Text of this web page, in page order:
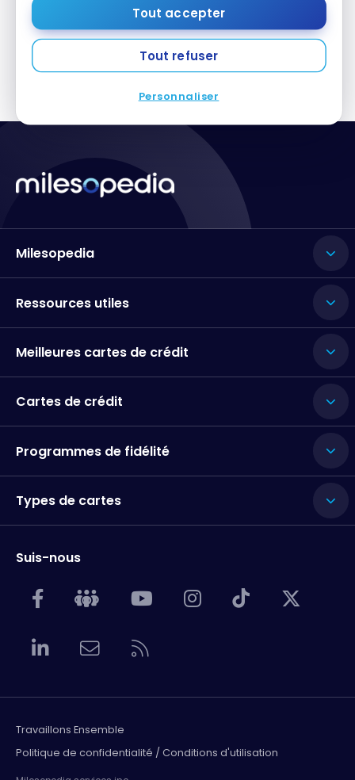
Tout accepter
Tout refuser
Personnaliser
Bruxelles : Guide de voyage | Itinéraires et
Incontournables
Milesopedia
Ressources utiles
Meilleures cartes de crédit
Cartes de crédit
Programmes de fidélité
Types de cartes
Suis-nous
Travaillons Ensemble
Politique de confidentialité / Conditions d'utilisation